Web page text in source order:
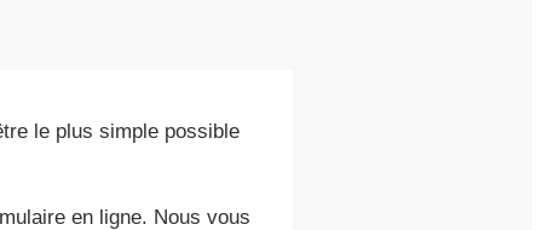
le plus simple possible
en ligne. Nous vous